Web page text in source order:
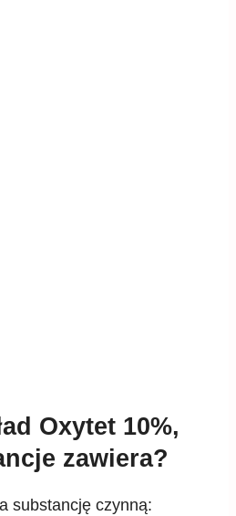
Oxytet 10%,
zawiera?
substancję czynną: